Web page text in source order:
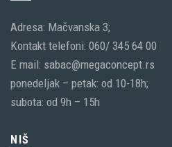
Adresa: Mačvanska 3;
Kontakt telefoni: 060/ 345 64 00
E mail: sabac@megaconcept.rs
ponedeljak – petak: od 10-18h;
subota: od 9h – 15h
NIŠ